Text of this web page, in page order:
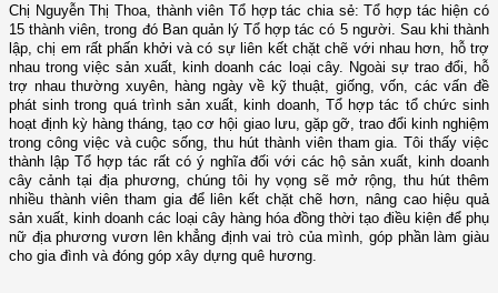
Chị Nguyễn Thị Thoa, thành viên Tổ hợp tác chia sẻ: Tổ hợp tác hiện có
15 thành viên, trong đó Ban quản lý Tổ hợp tác có 5 người. Sau khi thành
lập, chị em rất phấn khởi và có sự liên kết chặt chẽ với nhau hơn, hỗ trợ
nhau trong việc sản xuất, kinh doanh các loại cây. Ngoài sự trao đổi, hỗ
trợ nhau thường xuyên, hàng ngày về kỹ thuật, giống, vốn, các vấn đề
phát sinh trong quá trình sản xuất, kinh doanh, Tổ hợp tác tổ chức sinh
hoạt định kỳ hàng tháng, tạo cơ hội giao lưu, gặp gỡ, trao đổi kinh nghiệm
trong công việc và cuộc sống, thu hút thành viên tham gia. Tôi thấy việc
thành lập Tổ hợp tác rất có ý nghĩa đối với các hộ sản xuất, kinh doanh
cây cảnh tại địa phương, chúng tôi hy vọng sẽ mở rộng, thu hút thêm
nhiều thành viên tham gia để liên kết chặt chẽ hơn, nâng cao hiệu quả
sản xuất, kinh doanh các loại cây hàng hóa đồng thời tạo điều kiện để phụ
nữ địa phương vươn lên khẳng định vai trò của mình, góp phần làm giàu
cho gia đình và đóng góp xây dựng quê hương.